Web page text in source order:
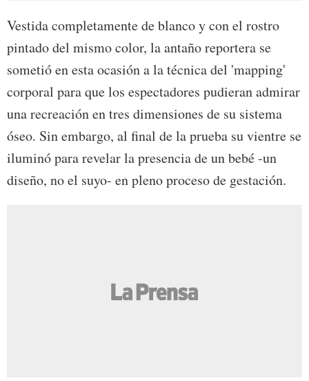
Vestida completamente de blanco y con el rostro
pintado del mismo color, la antaño reportera se
sometió en esta ocasión a la técnica del 'mapping'
corporal para que los espectadores pudieran admirar
una recreación en tres dimensiones de su sistema
óseo. Sin embargo, al final de la prueba su vientre se
iluminó para revelar la presencia de un bebé -un
diseño, no el suyo- en pleno proceso de gestación.